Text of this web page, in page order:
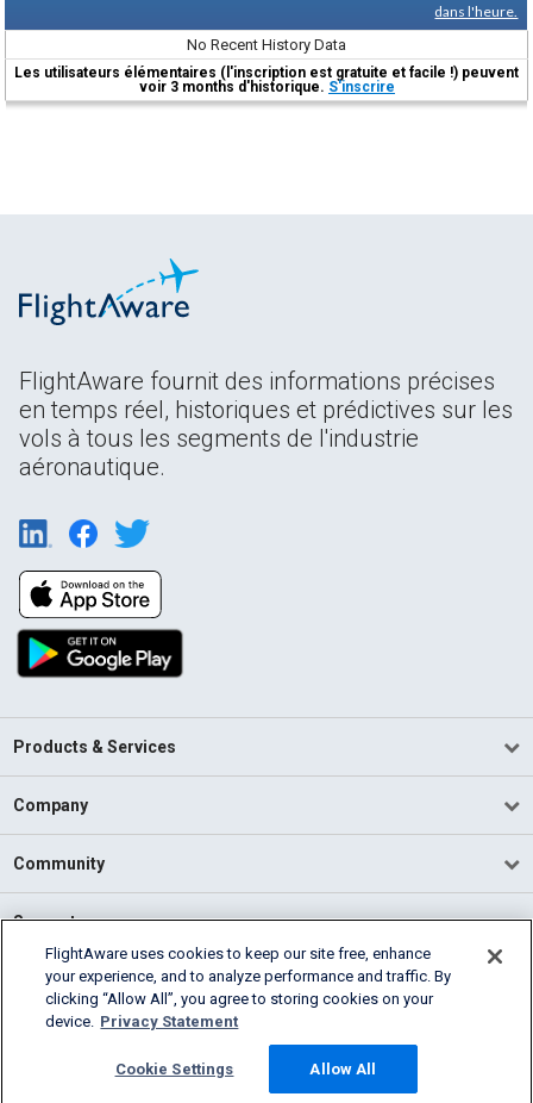
dans l'heure.
No Recent History Data
Les utilisateurs élémentaires (l'inscription est gratuite et facile !) peuvent
voir 3 months d'historique. S'inscrire
FlightAware fournit des informations précises
en temps réel, historiques et prédictives sur les
vols à tous les segments de l'industrie
aéronautique.
Products & Services
Company
Community
Support
English (USA)
2026 FlightAware
Cookie Settings
FlightAware uses cookies to keep our site free, enhance
your experience, and to analyze performance and traffic. By
clicking “Allow All”, you agree to storing cookies on your
device. Privacy Statement
Cookie Settings Allow All